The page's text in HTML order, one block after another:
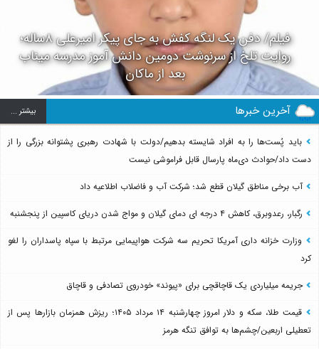
فیلم/ دفن یک لنگه کفش به جای پیکر امیرعلی ۸ساله؛
روایت تلخ از سرنوشت دومین دانش آموز مدرسه میناب
بعد از ماکان
آخرین خبرها بيشتر ...
باید پُست‌ها را به افراد شایسته بدهیم/دولت با شهادت رهبری پشتوانه بزرگی را از
دست داد/حوادث دی‌ماه پارسال قابل فراموشی نیست
آب برخی مناطق گیلان قطع شد؛ شرکت آب و فاضلاب اطلاعیه داد
رگبار، رعدوبرق، کاهش ۴ درجه ای دمای گیلان و مواج شدن دریای کاسپین از پنجشنبه
وزارت خزانه داری آمریکا تحریم سه شرکت هواپیمایی مرتبط با سپاه پاسداران را لغو
کرد
جریمه میلیاردی یک قاچاقچی برای «پیوند» خودروی تصادفی و قاچاق
قیمت طلا، سکه و دلار امروز چهارشنبه ۱۴ مرداد ۱۴۰۵؛ ریزش همزمان بازارها پس از
تعطیلی اربعین/چشم‌ها به توافق تنگه هرمز